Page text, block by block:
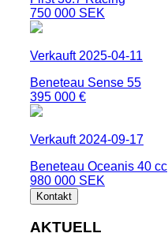
750 000 SEK
Verkauft 2025-04-11
Beneteau Sense 55
395 000 €
Verkauft 2024-09-17
Beneteau Oceanis 40 cc
980 000 SEK
Kontakt
AKTUELL